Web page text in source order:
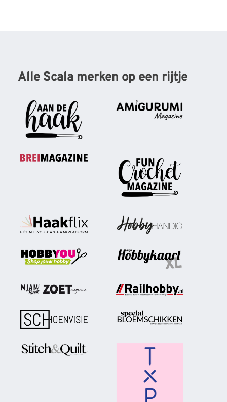
Alle Scala merken op een rijtje